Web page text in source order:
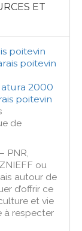
ET
poitevin
poitevin
2000
poitevin
de
PNR,
ou
autour de
d’offrir ce
et vie
à respecter